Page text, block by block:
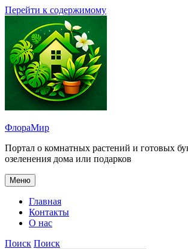
Перейти к содержимому
ФлораМир
Портал о комнатных растений и готовых
озеленения дома или подарков
Меню
Главная
Контакты
О нас
Поиск Поиск